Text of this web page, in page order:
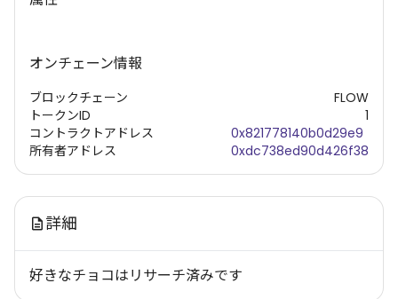
オンチェーン情報
ブロックチェーン
トークンID
コントラクトアドレス
所有者アドレス
FLOW
1
0x821778140b0d29e9
0xdc738ed90d426f38
詳細
好きなチョコはリサーチ済みです